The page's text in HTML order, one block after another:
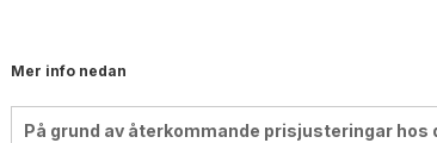
Mer info nedan
På grund av återkommande prisjusteringar